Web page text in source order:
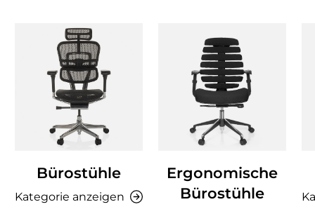
Bürostühle
Kategorie anzeigen
Ergonomische
Bürostühle